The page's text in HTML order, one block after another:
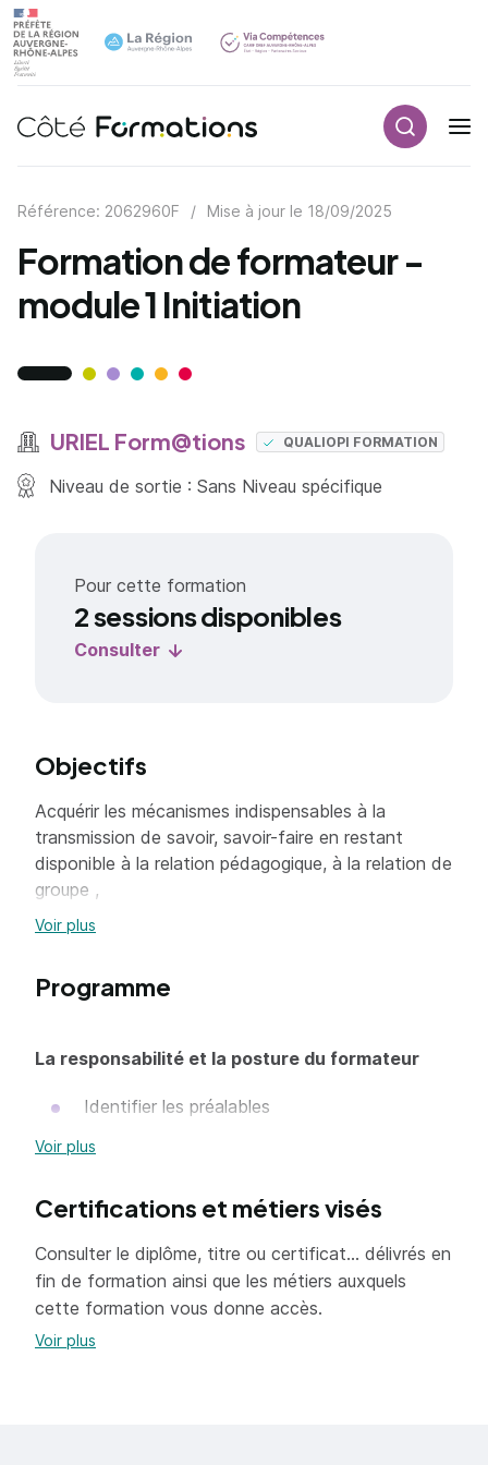
Navigation principale
Référence: 2062960F / Mise à jour le 18/09/2025
Formation de formateur -
module 1 Initiation
URIEL Form@tions QUALIOPI FORMATION
Niveau de sortie : Sans Niveau spécifique
Pour cette formation
2 sessions disponibles
Consulter
Objectifs
Acquérir les mécanismes indispensables à la
transmission de savoir, savoir-faire en restant
disponible à la relation pédagogique, à la relation de
groupe ,
Apprendre à faire face à un groupe,
Voir plus
Programme
La responsabilité et la posture du formateur
Identifier les préalables
Choisir une méthode pédagogique
Les différentes méthodes pédagogiques
La cohérence de la méthode pédagogique
Le contrôle de la progression pédagogique
des formés
Le scénario pédagogique
Voir plus
Certifications et métiers visés
Consulter le diplôme, titre ou certificat... délivrés en
fin de formation ainsi que les métiers auxquels
cette formation vous donne accès.
Voir plus